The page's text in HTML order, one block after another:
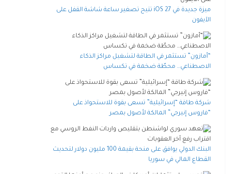
ميزة جديدة في iOS 27 تتيح تصغير ساعة شاشة القفل على
الآيفون
“أمازون” تستثمر في الطاقة لتشغيل مراكز الذكاء
الاصطناعي… محطّة ضخمة في تكساس
شركة طاقة “إسرائيلية” تسعى بقوة للاستحواذ على
“فاروس إنيرجي” المالكة لأصول بمصر
البنك الدولي يوافق على منحة بقيمة 100 مليون دولار لتحديث
القطاع المالي في سوريا